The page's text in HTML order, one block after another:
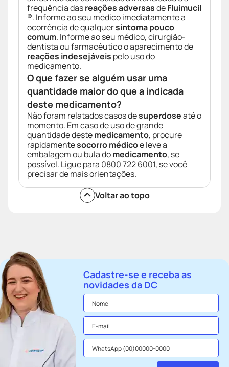
frequência dasreações adversasdeFluimucil
®. Informe ao seu médico imediatamente a
ocorrência de qualquersintoma pouco
comum. Informe ao seu médico, cirurgião-
dentista ou farmacêutico o aparecimento de
reações indesejáveis pelo uso do
medicamento.
O que fazer se alguém usar uma
quantidade maior do que a indicada
deste medicamento?
Não foram relatados casos desuperdoseaté o
momento. Em caso de uso de grande
quantidade destemedicamento, procure
rapidamentesocorro médicoe leve a
embalagem ou bula domedicamento, se
possível. Ligue para 0800 722 6001, se você
precisar de mais orientações.
Voltar ao topo
Cadastre-se e receba as
novidades da DC